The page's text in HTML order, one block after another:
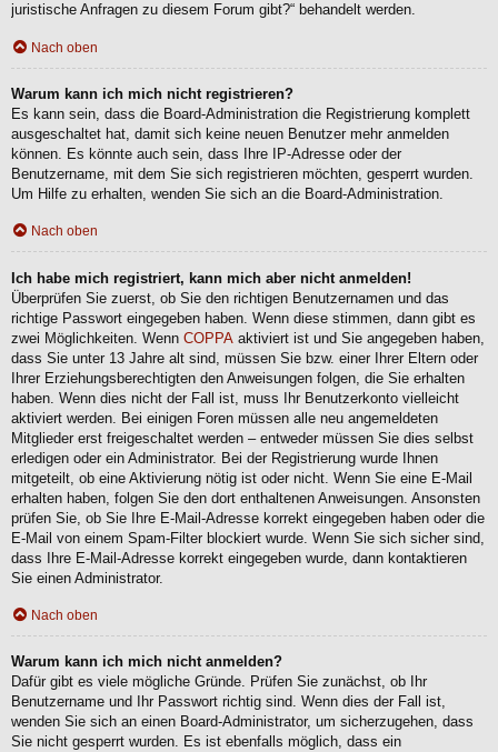
juristische Anfragen zu diesem Forum gibt?“ behandelt werden.
Nach oben
Warum kann ich mich nicht registrieren?
Es kann sein, dass die Board-Administration die Registrierung komplett
ausgeschaltet hat, damit sich keine neuen Benutzer mehr anmelden
können. Es könnte auch sein, dass Ihre IP-Adresse oder der
Benutzername, mit dem Sie sich registrieren möchten, gesperrt wurden.
Um Hilfe zu erhalten, wenden Sie sich an die Board-Administration.
Nach oben
Ich habe mich registriert, kann mich aber nicht anmelden!
Überprüfen Sie zuerst, ob Sie den richtigen Benutzernamen und das
richtige Passwort eingegeben haben. Wenn diese stimmen, dann gibt es
zwei Möglichkeiten. Wenn COPPA aktiviert ist und Sie angegeben haben,
dass Sie unter 13 Jahre alt sind, müssen Sie bzw. einer Ihrer Eltern oder
Ihrer Erziehungsberechtigten den Anweisungen folgen, die Sie erhalten
haben. Wenn dies nicht der Fall ist, muss Ihr Benutzerkonto vielleicht
aktiviert werden. Bei einigen Foren müssen alle neu angemeldeten
Mitglieder erst freigeschaltet werden – entweder müssen Sie dies selbst
erledigen oder ein Administrator. Bei der Registrierung wurde Ihnen
mitgeteilt, ob eine Aktivierung nötig ist oder nicht. Wenn Sie eine E-Mail
erhalten haben, folgen Sie den dort enthaltenen Anweisungen. Ansonsten
prüfen Sie, ob Sie Ihre E-Mail-Adresse korrekt eingegeben haben oder die
E-Mail von einem Spam-Filter blockiert wurde. Wenn Sie sich sicher sind,
dass Ihre E-Mail-Adresse korrekt eingegeben wurde, dann kontaktieren
Sie einen Administrator.
Nach oben
Warum kann ich mich nicht anmelden?
Dafür gibt es viele mögliche Gründe. Prüfen Sie zunächst, ob Ihr
Benutzername und Ihr Passwort richtig sind. Wenn dies der Fall ist,
wenden Sie sich an einen Board-Administrator, um sicherzugehen, dass
Sie nicht gesperrt wurden. Es ist ebenfalls möglich, dass ein